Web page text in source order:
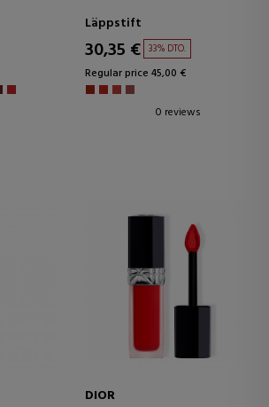
Läppstift
30,35 € 33% DTO.
Regular price 45,00 €
0 reviews
DIOR